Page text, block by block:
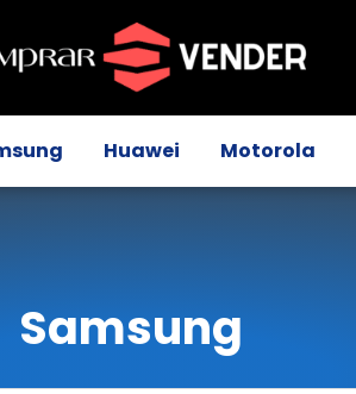
Huawei Motorola
Samsung